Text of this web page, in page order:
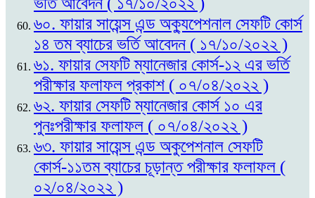
৬০. ফায়ার সায়েন্স এন্ড অক্যুপেশনাল সেফটি কোর্স
১৪ তম ব্যাচের ভর্তি আবেদন ( ১৭/১০/২০২২ )
৬১. ফায়ার সেফটি ম্যানেজার কোর্স-১২ এর ভর্তি
পরীক্ষার ফলাফল প্রকাশ ( ০৭/০৪/২০২২ )
৬২. ফায়ার সেফটি ম্যানেজার কোর্স ১০ এর
পুনঃপরীক্ষার ফলাফল ( ০৭/০৪/২০২২ )
৬৩. ফায়ার সায়েন্স এন্ড অকুপেশনাল সেফটি
কোর্স-১১তম ব্যাচের চূড়ান্ত পরীক্ষার ফলাফল (
০২/০৪/২০২২ )